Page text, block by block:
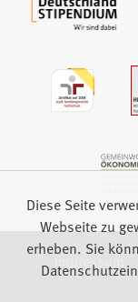
Impressum
Diese Seite
Webseite zu
erheben. Sie